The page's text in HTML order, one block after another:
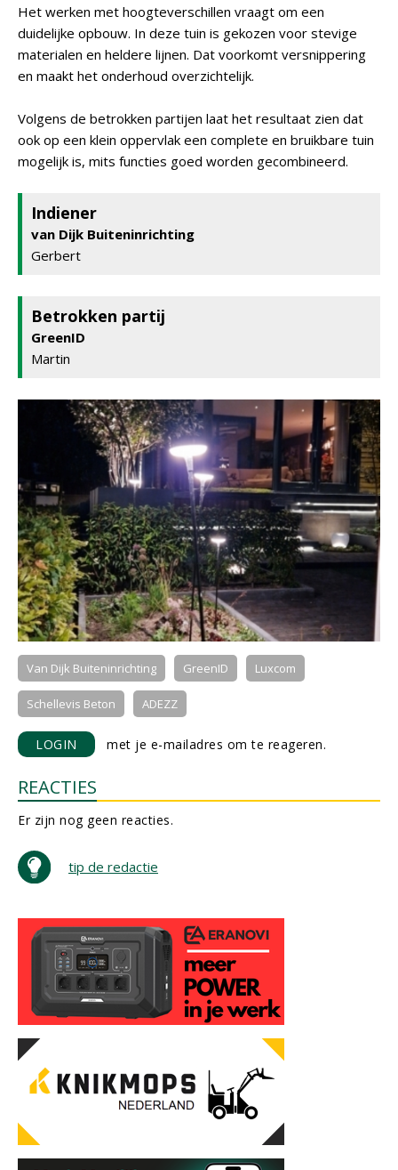
Het werken met hoogteverschillen vraagt om een
duidelijke opbouw. In deze tuin is gekozen voor stevige
materialen en heldere lijnen. Dat voorkomt versnippering
en maakt het onderhoud overzichtelijk.
Volgens de betrokken partijen laat het resultaat zien dat
ook op een klein oppervlak een complete en bruikbare tuin
mogelijk is, mits functies goed worden gecombineerd.
Indiener
van Dijk Buiteninrichting
Gerbert
Betrokken partij
GreenID
Martin
Van Dijk Buiteninrichting GreenID Luxcom
Schellevis Beton ADEZZ
LOGIN met je e-mailadres om te reageren.
REACTIES
Er zijn nog geen reacties.
tip de redactie